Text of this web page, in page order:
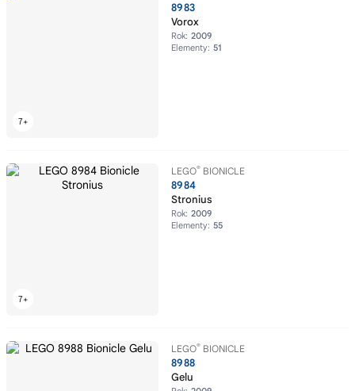
8983
Vorox
Rok: 2009
Elementy: 51
LEGO® BIONICLE
8984
Stronius
Rok: 2009
Elementy: 55
LEGO® BIONICLE
8988
Gelu